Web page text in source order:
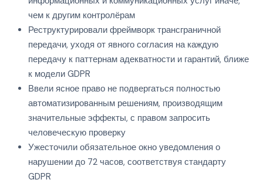
чем к другим контролёрам
Реструктурировали фреймворк трансграничной
передачи, уходя от явного согласия на каждую
передачу к паттернам адекватности и гарантий, ближе
к модели GDPR
Ввели ясное право не подвергаться полностью
автоматизированным решениям, производящим
значительные эффекты, с правом запросить
человеческую проверку
Ужесточили обязательное окно уведомления о
нарушении до 72 часов, соответствуя стандарту
GDPR